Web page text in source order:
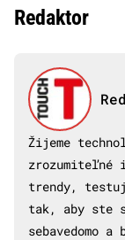
Redaktor
Žijeme
zrozumiteľné
trendy,
tak, aby ste
sebavedomo a